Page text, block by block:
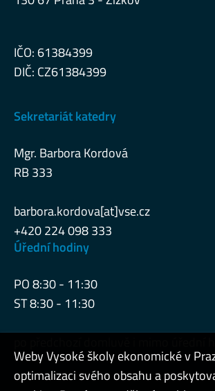
IČO: 61384399
DIČ: CZ61384399
Sekretariát katedry
Mgr. Barbora Kordová
RB 333
barbora.kordova[at]vse.cz
+420 224 098 333
Úřední hodiny
PO 8:30 - 11:30
ST 8:30 - 11:30
Weby Vysoké školy ekonomické v
optimalizaci svého obsahu a